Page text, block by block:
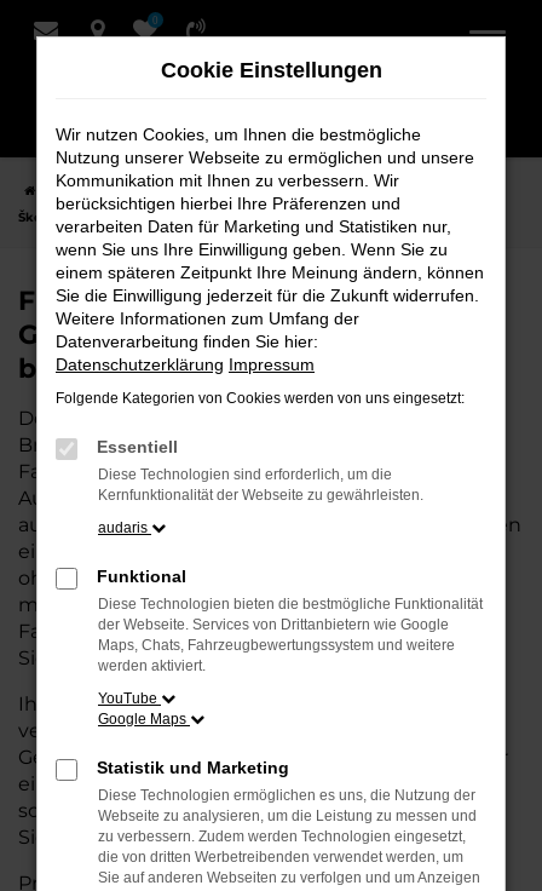
Zum
0
Startseite Bremervörde Škoda Škoda Karoq
Škoda Karoq Gebrauchtwagen für Bremervörde bei Schmidt + Koch
Finden Sie Ihren Škoda Karoq
Gebrauchtwagen für Bremervörde
bei Schmidt + Koch
Der Škoda Karoq ist die perfekte Wahl für alle in
Bremervörde, die ein zuverlässiges und modernes
Fahrzeug suchen.Mit seiner erstklassigen
Ausstattung, der niedrigen Laufleistung und der
ausgezeichneten Pflege ist dieser Gebrauchtwagen
eine kostengünstige Alternative zum Neuwagen,
ohne auf Komfort und Qualität verzichten zu
müssen. Ob im Stadtverkehr oder für längere
Fahrten, der Karoq überzeugt durch Fahrkomfort,
Sicherheit und Wirtschaftlichkeit.
Ihr Škoda Autohaus in Bremervörde ist Ihr
vertrauenswürdiger Partner, wenn es um
Gebrauchtwagen geht. Wir bieten Ihnen nicht nur
eine große Auswahl an geprüften Fahrzeugen,
sondern auch eine fachkundige Beratung, damit
Sie das für Sie passende Modell finden.
Profitieren Sie von unseren zusätzlichenServices
Cookie Einstellungen
Wir nutzen Cookies, um Ihnen die bestmögliche
Nutzung unserer Webseite zu ermöglichen und unsere
Kommunikation mit Ihnen zu verbessern. Wir
berücksichtigen hierbei Ihre Präferenzen und
verarbeiten Daten für Marketing und Statistiken nur,
wenn Sie uns Ihre Einwilligung geben. Wenn Sie zu
einem späteren Zeitpunkt Ihre Meinung ändern, können
Sie die Einwilligung jederzeit für die Zukunft widerrufen.
Weitere Informationen zum Umfang der
Datenverarbeitung finden Sie hier:
Datenschutzerklärung Impressum
Folgende Kategorien von Cookies werden von uns eingesetzt:
Essentiell
Diese Technologien sind erforderlich, um die
Kernfunktionalität der Webseite zu gewährleisten.
audaris
Funktional
Diese Technologien bieten die bestmögliche Funktionalität
der Webseite. Services von Drittanbietern wie Google
Maps, Chats, Fahrzeugbewertungssystem und weitere
werden aktiviert.
YouTube
Google Maps
Statistik und Marketing
Diese Technologien ermöglichen es uns, die Nutzung der
Webseite zu analysieren, um die Leistung zu messen und
zu verbessern. Zudem werden Technologien eingesetzt,
die von dritten Werbetreibenden verwendet werden, um
Sie auf anderen Webseiten zu verfolgen und um Anzeigen